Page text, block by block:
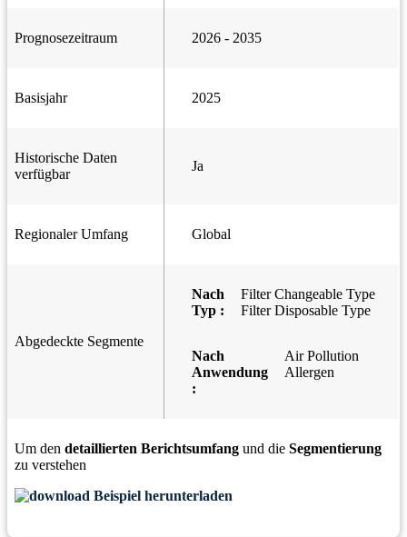
Prognosezeitraum 2026 - 2035
Basisjahr 2025
Historische Daten
verfügbar
Ja
Regionaler Umfang Global
Abgedeckte Segmente
Nach
Typ :
Filter Changeable Type
Filter Disposable Type
Nach
Anwendung
:
Air Pollution
Allergen
Um den detaillierten Berichtsumfang und die Segmentierung
zu verstehen
Beispiel herunterladen